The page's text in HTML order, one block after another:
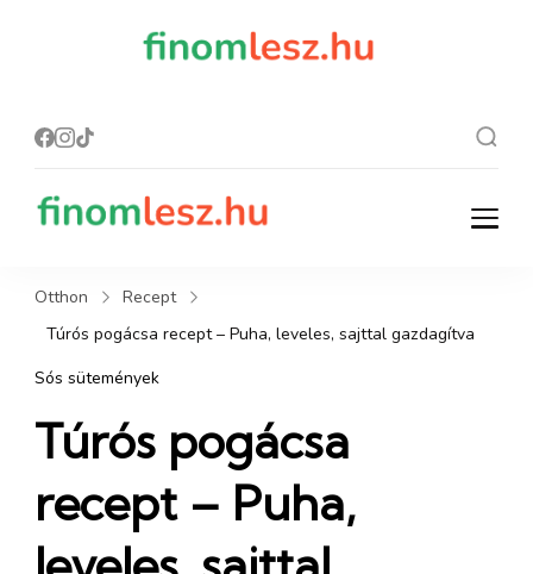
finomlesz.hu
Recept, ami finom lesz.
Otthon
Recept
Túrós pogácsa recept – Puha, leveles, sajttal gazdagítva
Sós sütemények
Túrós pogácsa
recept – Puha,